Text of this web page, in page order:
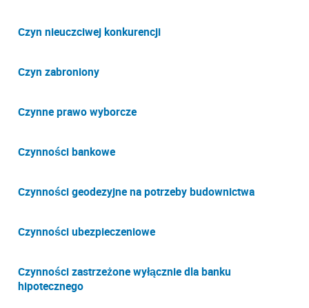
Czyn nieuczciwej konkurencji
Czyn zabroniony
Czynne prawo wyborcze
Czynności bankowe
Czynności geodezyjne na potrzeby budownictwa
Czynności ubezpieczeniowe
Czynności zastrzeżone wyłącznie dla banku
hipotecznego